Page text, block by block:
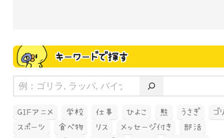
キーワードで探す
GIFアニメ 学校 仕事 ひよこ 熊 うさぎ
ゴ
スポーツ
食べ物 リス メッセージ付き
部活